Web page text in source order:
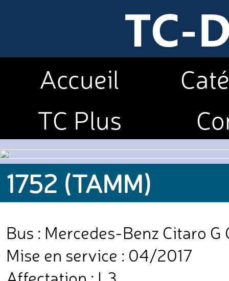
Accueil
TC Plus
1752 (TAMM)
Bus : Mercedes-Benz Citaro G
Mise en service : 04/2017